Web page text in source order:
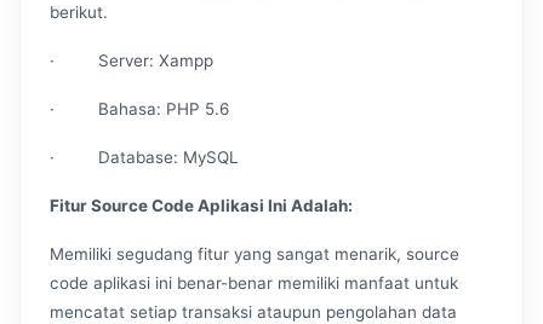
berikut.
· Server: Xampp
· Bahasa: PHP 5.6
· Database: MySQL
Fitur Source Code Aplikasi Ini Adalah:
Memiliki segudang fitur yang sangat menarik, source
code aplikasi ini benar-benar memiliki manfaat untuk
mencatat setiap transaksi ataupun pengolahan data